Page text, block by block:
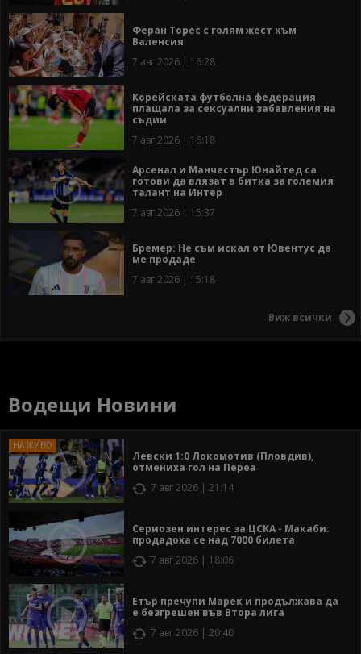
Феран Торес с голям жест към
Валенсия
7 авг 2026 | 16:28
Корейската футболна федерация
плащала за сексуални забавления на
съдии
7 авг 2026 | 16:18
Арсенал и Манчестър Юнайтед са
готови да влязат в битка за големия
талант на Интер
7 авг 2026 | 15:37
Бремер: Не съм искал от Ювентус да
ме продаде
7 авг 2026 | 15:18
Виж всички
Водещи Новини
Левски 1:0 Локомотив (Пловдив),
отмениха гол на Переа
7 авг 2026 | 21:14
Сериозен интерес за ЦСКА - Макаби:
продадоха се над 7000 билета
7 авг 2026 | 18:06
Етър пречупи Марек и продължава да
е безгрешен във Втора лига
7 авг 2026 | 20:40